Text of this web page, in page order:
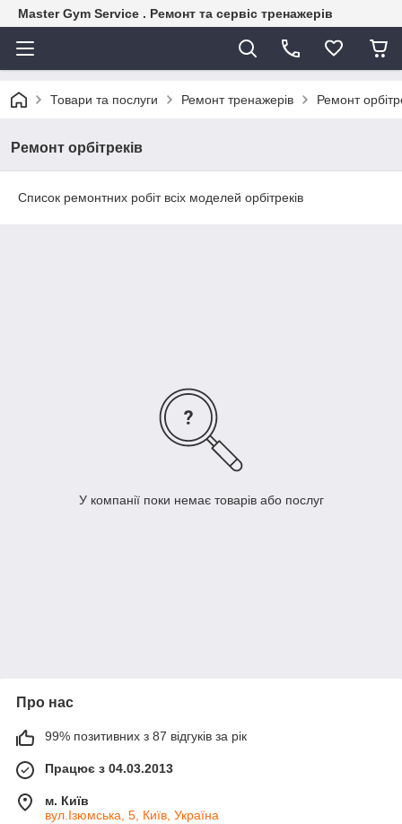
Master Gym Service . Ремонт та сервіс тренажерів
Товари та послуги Ремонт тренажерів Ремонт
Ремонт орбітреків
Список ремонтних робіт всіх моделей орбітреків
У компанії поки немає товарів або послуг
Про нас
99% позитивних з 87 відгуків за рік
Працює з 04.03.2013
м. Київ
вул.Ізюмська, 5, Київ, Україна